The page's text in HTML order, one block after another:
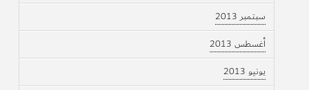
سبتمبر 2013
أغسطس 2013
يونيو 2013